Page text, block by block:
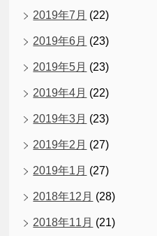
2019年7月 (22)
2019年6月 (23)
2019年5月 (23)
2019年4月 (22)
2019年3月 (23)
2019年2月 (27)
2019年1月 (27)
2018年12月 (28)
2018年11月 (21)